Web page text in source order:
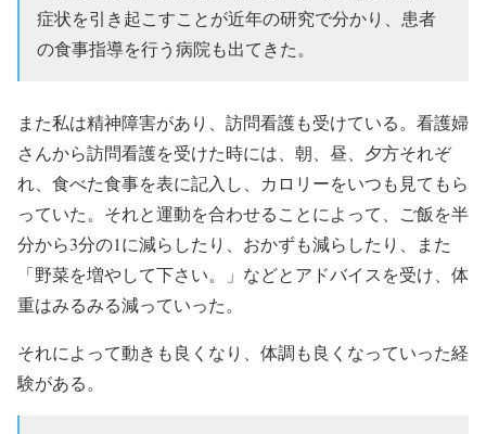
症状を引き起こすことが近年の研究で分かり、患者
の食事指導を行う病院も出てきた。
また私は精神障害があり、訪問看護も受けている。 看護婦
さんから訪問看護を受けた時には、朝、昼、夕方それぞ
れ、食べた食事を表に記入し、カロリーをいつも見てもら
っていた。それと運動を合わせることによって、ご飯を半
分から3分の1に減らしたり、おかずも減らしたり、
また
「野菜を増やして下さい。」などとアドバイスを受け、 体
重はみるみる減っていった。
それによって動きも良くなり、体調も良くなっていった経
験がある。